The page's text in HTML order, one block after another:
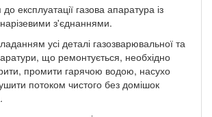
експлуатації газова апаратура із
з'єднаннями.
усі деталі газозварювальної та
що ремонтується, необхідно
промити гарячою водою, насухо
потоком чистого без домішок